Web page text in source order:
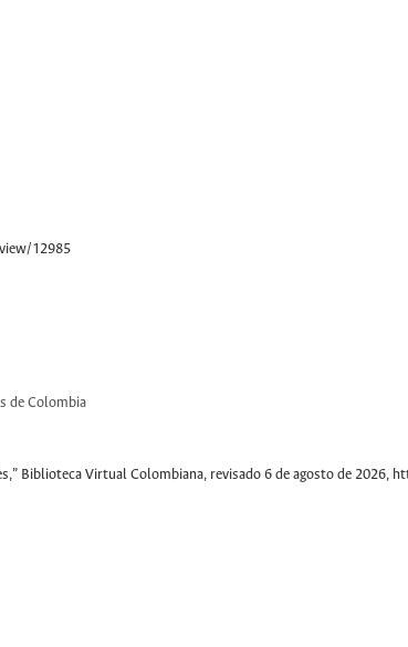
12985
de Colombia
Biblioteca Virtual Colombiana, revisado 6 de agosto de 2026,